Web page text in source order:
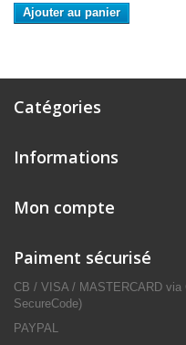
Ajouter au panier
Catégories
Informations
Mon compte
Paiment sécurisé
CB / VISA / MASTERCARD via
SecureCode)
PAYPAL